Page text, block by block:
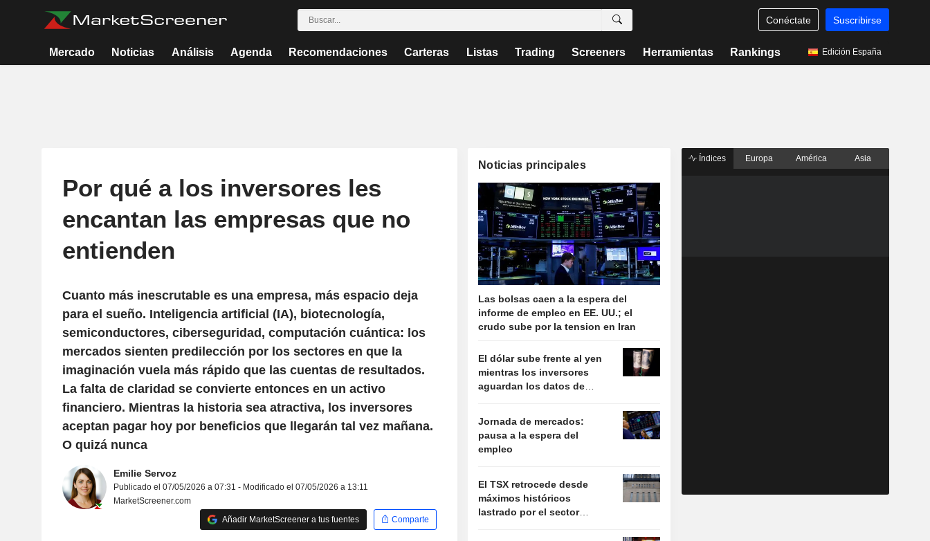
Conéctate Suscribirse
Mercado Noticias Análisis Agenda Recomendaciones Carteras Listas Trading Screeners Herramientas Rankings Edición España
Por qué a los inversores les
encantan las empresas que no
entienden
Cuanto más inescrutable es una empresa, más espacio deja
para el sueño. Inteligencia artificial (IA), biotecnología,
semiconductores, ciberseguridad, computación cuántica: los
mercados sienten predilección por los sectores en que la
imaginación vuela más rápido que las cuentas de resultados.
La falta de claridad se convierte entonces en un activo
financiero. Mientras la historia sea atractiva, los inversores
aceptan pagar hoy por beneficios que llegarán tal vez mañana.
O quizá nunca
Emilie Servoz
Publicado el 07/05/2026 a 07:31 - Modificado el 07/05/2026 a 13:11
MarketScreener.com
Añadir MarketScreener a tus fuentes
Comparte
Noticias principales
Las bolsas caen a la espera del
informe de empleo en EE. UU.; el
crudo sube por la tension en Iran
El dólar sube frente al yen
mientras los inversores
aguardan los datos de
Jornada de mercados:
pausa a la espera del
empleo
El TSX retrocede desde
máximos históricos
lastrado por el sector
Índices Europa América Asia